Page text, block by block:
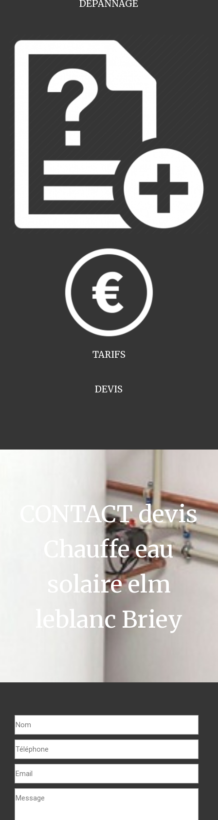
DEPANNAGE
TARIFS
DEVIS
CONTACT devis
Chauffe eau
solaire elm
leblanc Briey